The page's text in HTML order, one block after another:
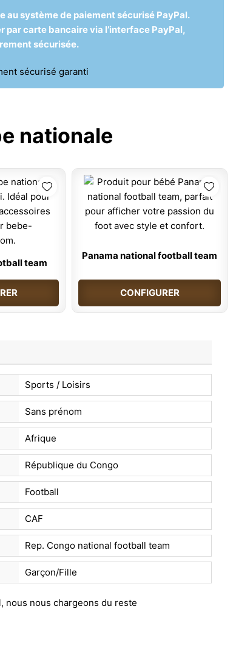
au système de paiement sécurisé PayPal.
par carte bancaire via l’interface PayPal,
sécurisée.
nationale
team
Panama national football team
CONFIGURER
Sports / Loisirs
Sans prénom
Afrique
République du Congo
Football
CAF
Rep. Congo national football team
Garçon/Fille